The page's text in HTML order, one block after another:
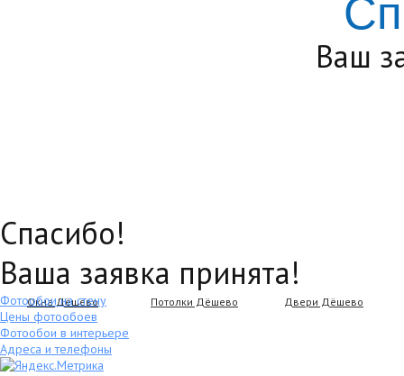
Ваш
Спасибо!
Ваша заявка принята!
Окна Дёшево Потолки Дёшево Двери Дёшево
Фотообои на стену
Цены фотообоев
Фотообои в интерьере
Адреса и телефоны